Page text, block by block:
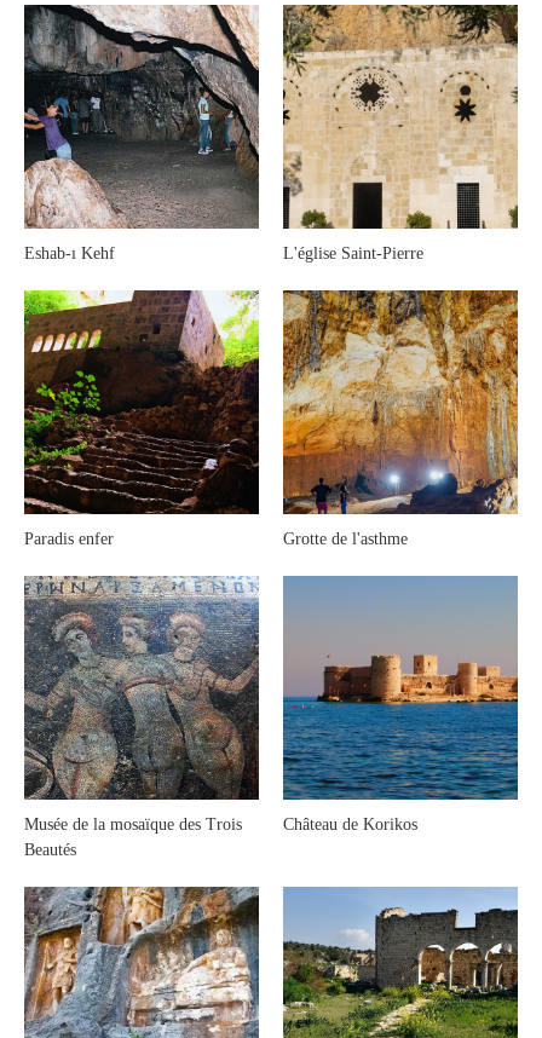
Eshab-ı Kehf L'église Saint-Pierre
Paradis enfer Grotte de l'asthme
Musée de la mosaïque des Trois
Beautés
Château de Korikos